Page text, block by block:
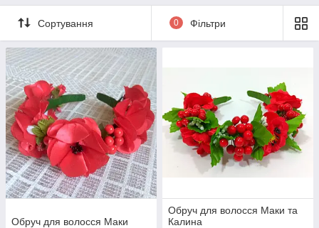
Сортування 0 Фільтри
Обруч для волосся Маки
Обруч для волосся Маки та
Калина